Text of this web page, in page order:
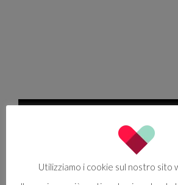
Utilizziamo i cookie sul nostro sito